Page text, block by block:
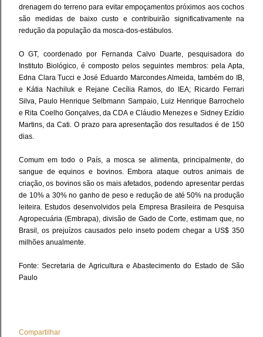
drenagem do terreno para evitar empoçamentos próximos aos cochos
são medidas de baixo custo e contribuirão significativamente na
redução da população da mosca-dos-estábulos.
O GT, coordenado por Fernanda Calvo Duarte, pesquisadora do
Instituto Biológico, é composto pelos seguintes membros: pela Apta,
Edna Clara Tucci e José Eduardo Marcondes Almeida, também do IB,
e Kátia Nachiluk e Rejane Cecília Ramos, do IEA; Ricardo Ferrari
Silva, Paulo Henrique Selbmann Sampaio, Luiz Henrique Barrochelo
e Rita Coelho Gonçalves, da CDA e Cláudio Menezes e Sidney Ezídio
Martins, da Cati. O prazo para apresentação dos resultados é de 150
dias.
Comum em todo o País, a mosca se alimenta, principalmente, do
sangue de equinos e bovinos. Embora ataque outros animais de
criação, os bovinos são os mais afetados, podendo apresentar perdas
de 10% a 30% no ganho de peso e redução de até 50% na produção
leiteira. Estudos desenvolvidos pela Empresa Brasileira de Pesquisa
Agropecuária (Embrapa), divisão de Gado de Corte, estimam que, no
Brasil, os prejuízos causados pelo inseto podem chegar a US$ 350
milhões anualmente.
Fonte: Secretaria de Agricultura e Abastecimento do Estado de São
Paulo
Compartilhar